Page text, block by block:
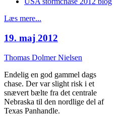
Læs mere...
19. maj 2012
Thomas Dolmer Nielsen
Endelig en god gammel dags
chase. Der var slight risk i et
snævert bælte fra det centrale
Nebraska til den nordlige del af
Texas Panhandle.